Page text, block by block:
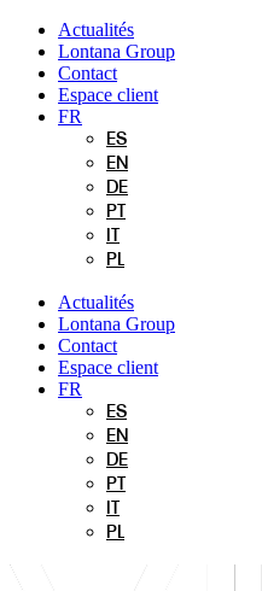
Aller
contenu
Actualités
Lontana Group
Contact
Espace client
FR
ES
EN
DE
PT
PL
Actualités
Lontana Group
Contact
Espace client
FR
ES
EN
DE
PT
PL